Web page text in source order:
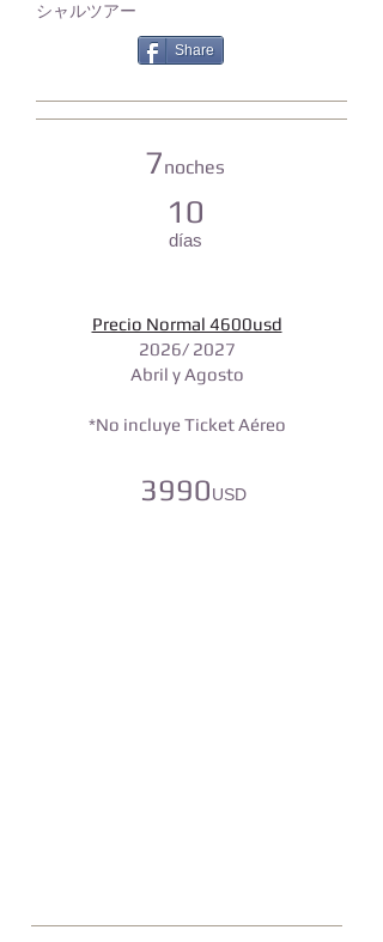
シャルツアー
Share
7noches
10
días
Precio Normal 4600usd
2026/ 2027
Abril y Agosto
*No incluye Ticket Aéreo
3990USD